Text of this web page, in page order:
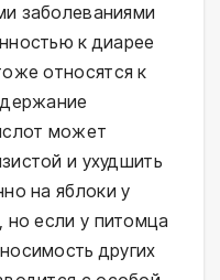
заболеваниями
к диарее
относятся к
может
и ухудшить
на яблоки у
но если у питомца
других